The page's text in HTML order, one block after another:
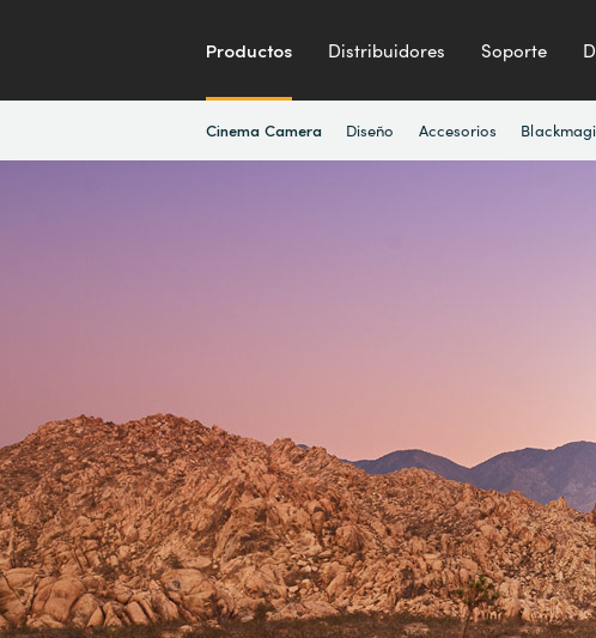
Productos Distribuidores Soporte
Cinema Camera Diseño Accesorios